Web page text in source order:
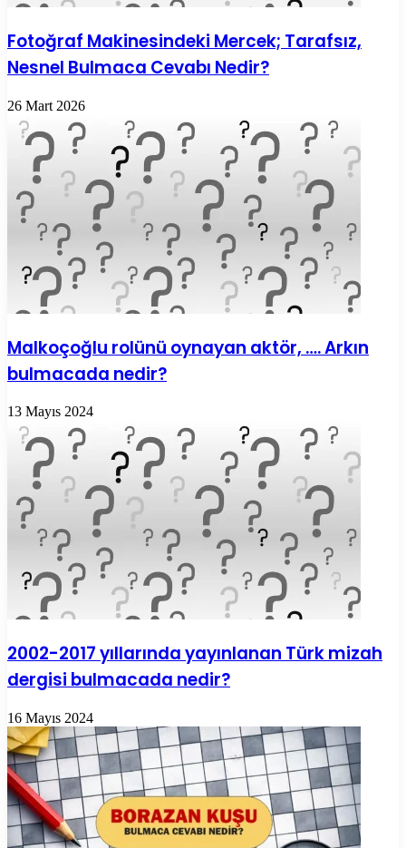
Fotoğraf Makinesindeki Mercek; Tarafsız,
Nesnel Bulmaca Cevabı Nedir?
26 Mart 2026
Malkoçoğlu rolünü oynayan aktör, …. Arkın
bulmacada nedir?
13 Mayıs 2024
2002-2017 yıllarında yayınlanan Türk mizah
dergisi bulmacada nedir?
16 Mayıs 2024